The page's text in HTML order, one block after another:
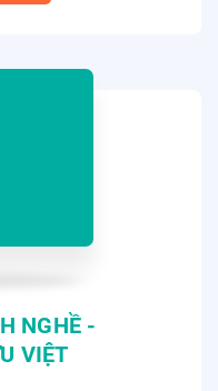
NGHỀ -
VIỆT